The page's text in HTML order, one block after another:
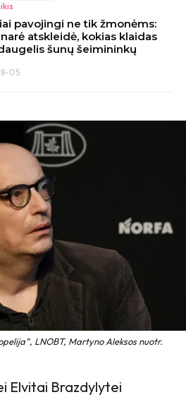
pavojingi ne tik žmonėms:
atskleidė, kokias klaidas
šunų šeimininkų
05
LNOBT, Martyno Aleksos nuotr.
Elvitai Brazdylytei